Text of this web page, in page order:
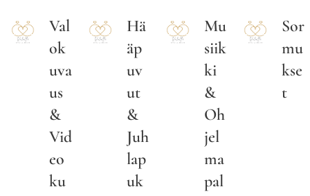
Val
ok
uva
us
&
Vid
eo
ku
Hä
äp
uv
ut
&
Juh
lap
uk
Mu
siik
ki
&
Oh
jel
ma
pal
Sor
mu
kse
t